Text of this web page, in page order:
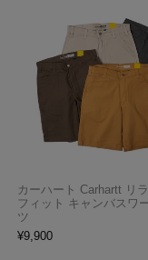
カーハート Carhartt リ
フィット キャンバスワ
ツ
¥9,900